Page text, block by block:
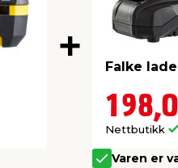
Falke
Nettbutikk
Varen er